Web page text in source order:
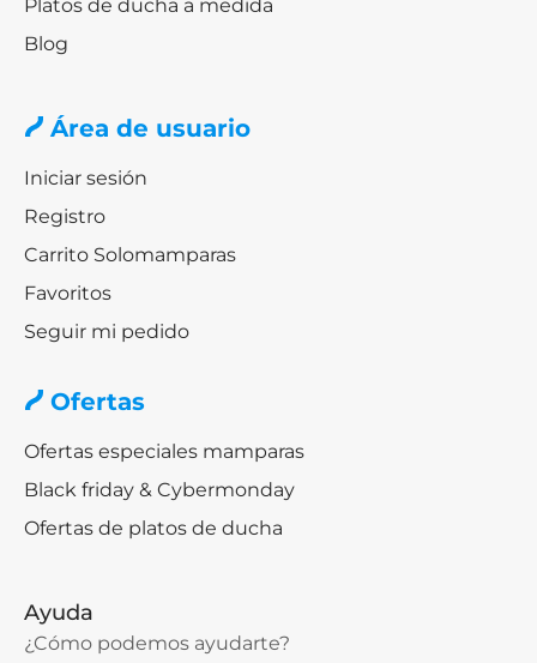
Platos de ducha a medida
Blog
Área de usuario
Iniciar sesión
Registro
Carrito Solomamparas
Favoritos
Seguir mi pedido
Ofertas
Ofertas especiales mamparas
Black friday & Cybermonday
Ofertas de platos de ducha
Ayuda
¿Cómo podemos ayudarte?